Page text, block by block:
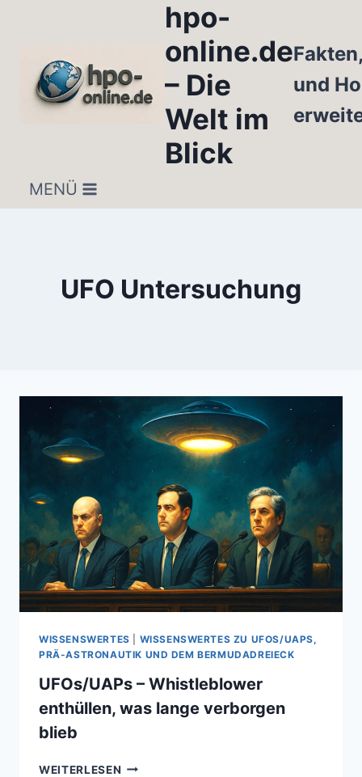
hpo-
online.de
– Die
Welt im
Blick
und
MENÜ
UFO Untersuchung
WISSENSWERTES
WISSENSWERTES ZU UFOS/UAPS,
PRÄ-ASTRONAUTIK UND DEM BERMUDADREIECK
UFOs/UAPs – Whistleblower
enthüllen, was lange verborgen
blieb
WEITERLESEN UFOS/UAPS